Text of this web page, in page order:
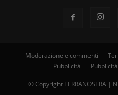
Moderazione e commenti
Pubblicità
© Copyright TERRANOSTRA |